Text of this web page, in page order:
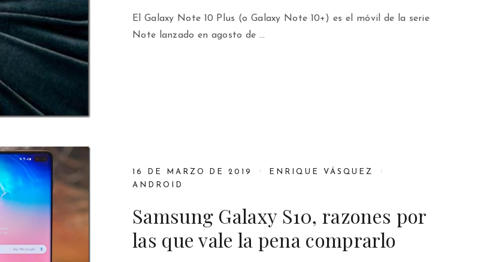
El Galaxy Note 10 Plus (o Galaxy Note 10+) es el móvil de la serie
Note lanzado en agosto de …
16 DE MARZO DE 2019
ENRIQUE VÁSQUEZ
ANDROID
Samsung Galaxy S10, razones por
las que vale la pena comprarlo